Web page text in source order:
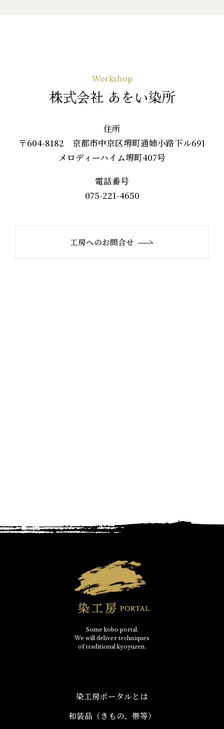
Workshop
株式会社 あをい染所
住所
〒604-8182 京都市中京区堺町通姉小路下ル691
メロディーハイム堺町407号
電話番号
075-221-4650
工房へのお問合せ
Some kobo portal.
We will deliver techniques
of traditional kyoyuzen.
染工房ポータルとは
和装品（きもの、帯等）​